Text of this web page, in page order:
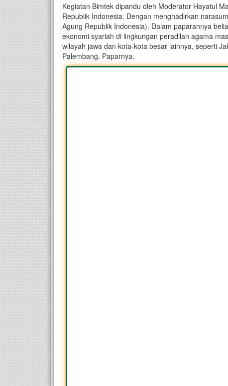
Kegiatan Bimtek dipandu oleh Moderator Hayatul
Republik Indonesia. Dengan menghadirkan
Agung Republik Indonesia). Dalam paparannya
ekonomi syariah di lingkungan peradilan agama
wilayah jawa dan kota-kota besar lainnya, seperti
Palembang. Paparnya.